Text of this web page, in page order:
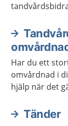
Har du ett
omvårdnad i
hjälp när det
Tänder